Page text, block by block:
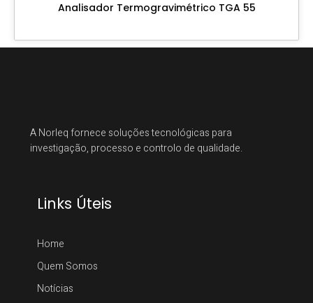
Analisador Termogravimétrico TGA 55
A Norleq fornece soluções tecnológicas para
investigação, processo e controlo de qualidade.
Links Úteis
Home
Quem Somos
Notícias